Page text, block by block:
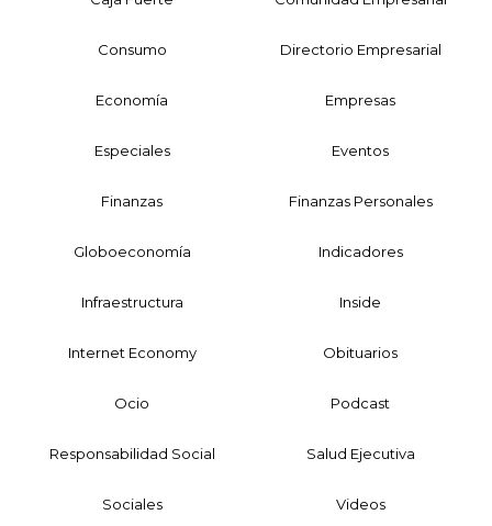
Consumo Directorio Empresarial
Economía Empresas
Especiales Eventos
Finanzas Finanzas Personales
Globoeconomía Indicadores
Infraestructura Inside
Internet Economy Obituarios
Ocio Podcast
Responsabilidad Social Salud Ejecutiva
Sociales Videos